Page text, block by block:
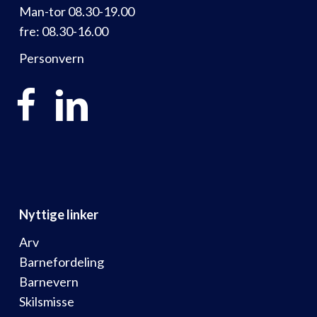
Man-tor 08.30-19.00
fre: 08.30-16.00
Personvern
Nyttige linker
Arv
Barnefordeling
Barnevern
Skilsmisse